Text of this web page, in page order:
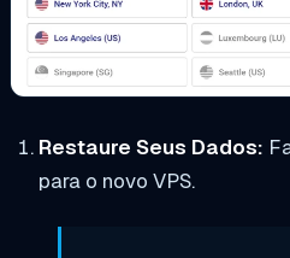
Restaure Seus Dados:
para o novo VPS.